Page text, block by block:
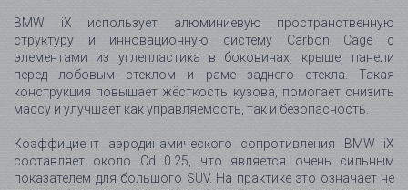
Новая роскошь BMW
BMW iX важен не только как электромобиль. Он показывает,
как меняется само понимание премиального автомобиля.
Раньше роскошь часто выражалась через мощный двигатель,
BMW iX акцент смещён: тишина, пространство, цифровой
интеллект, экологически более ответственные материалы,
высокая эффективность и способность автомобиля